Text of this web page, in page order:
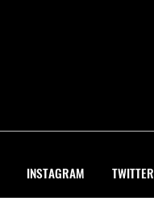
INSTAGRAM TWITTER